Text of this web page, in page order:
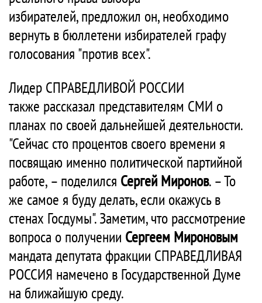
избирателей, предложил он, необходимо
вернуть в бюллетени избирателей графу
голосования "против всех".
Лидер СПРАВЕДЛИВОЙ РОССИИ
также рассказал представителям СМИ о
планах по своей дальнейшей деятельности.
"Сейчас сто процентов своего времени я
посвящаю именно политической партийной
работе, – поделился Сергей Миронов. – То
же самое я буду делать, если окажусь в
стенах Госдумы". Заметим, что рассмотрение
вопроса о получении Сергеем Мироновым
мандата депутата фракции СПРАВЕДЛИВАЯ
РОССИЯ намечено в Государственной Думе
на ближайшую среду.